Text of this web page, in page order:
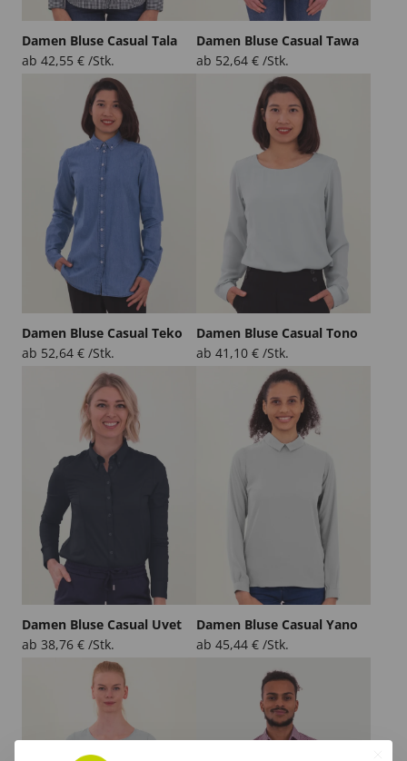
Damen Bluse Casual Tala
ab 42,55 € /Stk.
Damen Bluse Casual Tawa
ab 52,64 € /Stk.
Damen Bluse Casual Teko
ab 52,64 € /Stk.
Damen Bluse Casual Tono
ab 41,10 € /Stk.
Damen Bluse Casual Uvet
ab 38,76 € /Stk.
Damen Bluse Casual Yano
ab 45,44 € /Stk.